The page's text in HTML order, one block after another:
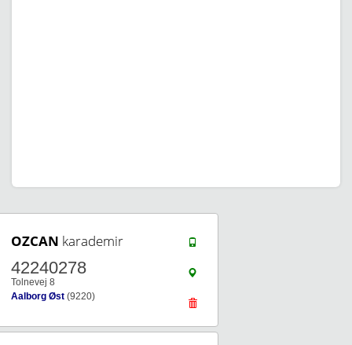
OZCAN karademir
42240278
Tolnevej 8
Aalborg Øst (9220)